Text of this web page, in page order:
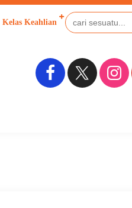
Kelas Keahlian